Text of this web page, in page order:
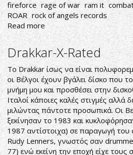
fireforce rage of war ram it
ROAR rock of angels records
Read more about
FIREFORCE:
ΠΡΩΤΟ
SINGLE
ΑΠΟ
ΤΟΝ
ΝΕΟ
ΔΙΣΚΟ
Drakkar-X-Rated
To Drakkar ίσως να είναι
οι Βέλγοι έχουν βγάλει δίσκο που
μνήμη μου και προσθέσει στην
Ιταλοί κάποιες καλές στιγμές αλλά
μιλώντας πάντοτε προσωπικά. Οι
ξεκίνησαν το 1983 και
1987 αντίστοιχα) σε παραγωγή του
Rudy Lenners, γνωστός σαν
77) ενώ εκείνη την εποχή είχε τους